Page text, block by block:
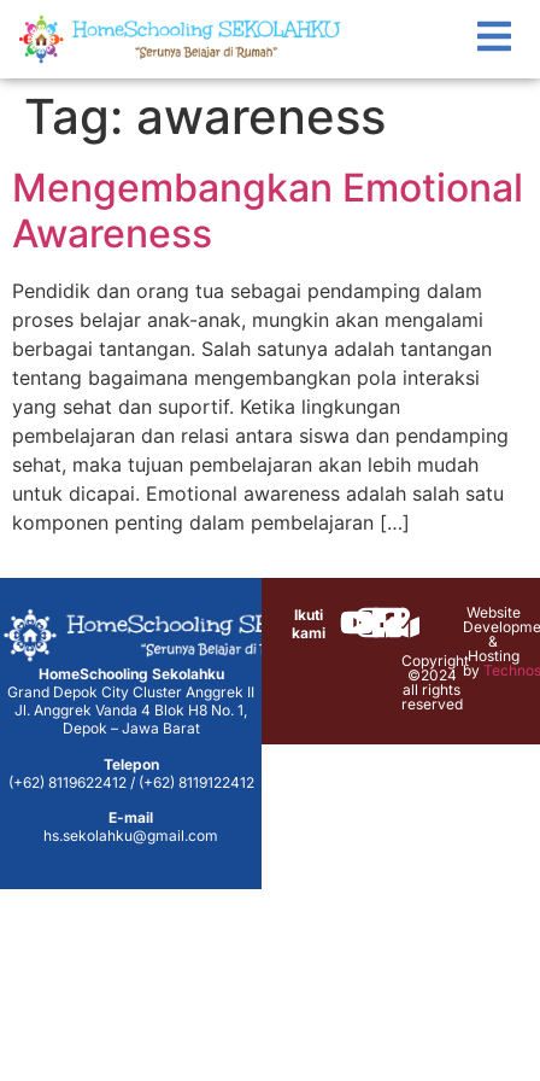
Tag: awareness
Mengembangkan Emotional
Awareness
Pendidik dan orang tua sebagai pendamping dalam
proses belajar anak-anak, mungkin akan mengalami
berbagai tantangan. Salah satunya adalah tantangan
tentang bagaimana mengembangkan pola interaksi
yang sehat dan suportif. Ketika lingkungan
pembelajaran dan relasi antara siswa dan pendamping
sehat, maka tujuan pembelajaran akan lebih mudah
untuk dicapai. Emotional awareness adalah salah satu
komponen penting dalam pembelajaran […]
HomeSchooling Sekolahku
Grand Depok City Cluster Anggrek II
Jl. Anggrek Vanda 4 Blok H8 No. 1,
Depok – Jawa Barat
Telepon
(+62) 8119622412 / (+62) 8119122412
E-mail
hs.sekolahku@gmail.com
Ikuti
kami
Copyright
©2024
all rights
reserved
Website
&
Hosting
by